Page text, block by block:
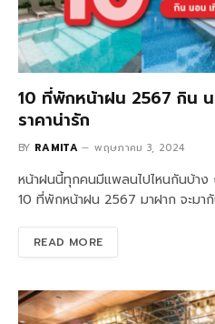
10 ที่พักหน้าฝน 2567 กิน
ราคาน่ารัก
BY RAMITA พฤษภาคม 3, 2024
หน้าฝนนี้ทุกคนมีแพลนไปไหนกันบ้า
10 ที่พักหน้าฝน 2567 มาฝาก จะมา
READ MORE